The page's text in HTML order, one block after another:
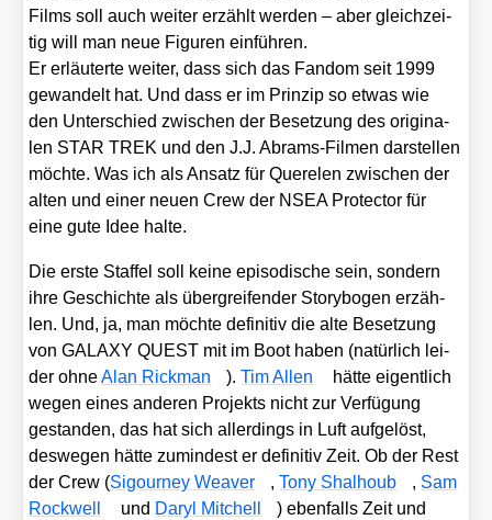
Films soll auch wei­ter erzählt wer­den – aber gleich­zei­
tig will man neue Figu­ren ein­füh­ren.
Er erläu­ter­te wei­ter, dass sich das Fan­dom seit 1999
gewan­delt hat. Und dass er im Prin­zip so etwas wie
den Unter­schied zwi­schen der Beset­zung des ori­gi­na­
len STAR TREK und den J.J. Abrams-Fil­men dar­stel­len
möch­te. Was ich als Ansatz für Que­re­len zwi­schen der
alten und einer neu­en Crew der NSEA Pro­tec­tor für
eine gute Idee hal­te.
Die ers­te Staf­fel soll kei­ne epi­so­dische sein, son­dern
ihre Geschich­te als über­grei­fen­der Sto­ry­bo­gen erzäh­
len. Und, ja, man möch­te defi­ni­tiv die alte Beset­zung
von GALAXY QUEST mit im Boot haben (natür­lich lei­
der ohneAlan Rick­man ).Tim Allen
hät­te eigent­lich
wegen eines ande­ren Pro­jekts nicht zur Ver­fü­gung
gestan­den, das hat sich aller­dings in Luft auf­ge­löst,
des­we­gen hät­te zumin­dest er defi­ni­tiv Zeit. Ob der Rest
der Crew (Sigour­ney Wea­ver ,Tony Shal­houb , Sam
Rock­well
und Daryl Mit­chell
) eben­falls Zeit und